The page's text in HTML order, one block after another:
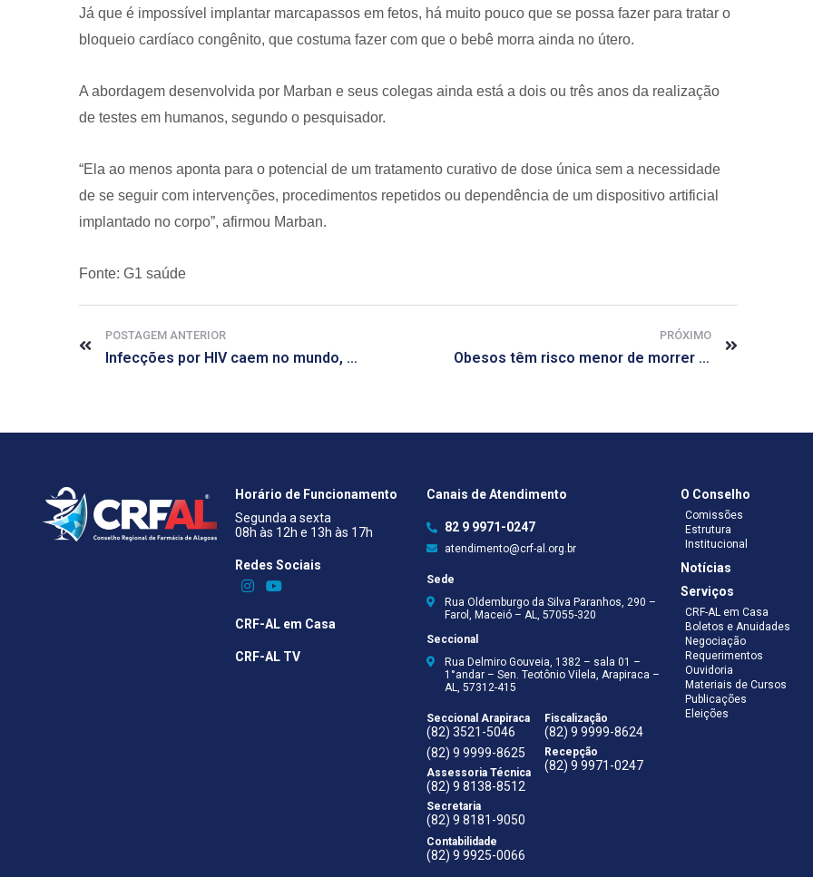
Já que é impossível implantar marcapassos em fetos, há muito pouco que se possa fazer para tratar o
bloqueio cardíaco congênito, que costuma fazer com que o bebê morra ainda no útero.
A abordagem desenvolvida por Marban e seus colegas ainda está a dois ou três anos da realização
de testes em humanos, segundo o pesquisador.
“Ela ao menos aponta para o potencial de um tratamento curativo de dose única sem a necessidade
de se seguir com intervenções, procedimentos repetidos ou dependência de um dispositivo artificial
implantado no corpo”, afirmou Marban.
Fonte: G1 saúde
POSTAGEM ANTERIOR
Infecções por HIV caem no mundo, mas crescem no Brasil, diz ONU
PRÓXIMO
Obesos têm risco menor de morrer do coração, sugere estudo
Horário de Funcionamento
Segunda a sexta
08h às 12h e 13h às 17h
Redes Sociais​
CRF-AL em Casa
CRF-AL TV
Canais de Atendimento
82 9 9971-0247
atendimento@crf-al.org.br
Sede
Rua Oldemburgo da Silva Paranhos, 290 –
Farol, Maceió – AL, 57055-320
Seccional
Rua Delmiro Gouveia, 1382 – sala 01 –
1°andar – Sen. Teotônio Vilela, Arapiraca –
AL, 57312-415
Seccional Arapiraca
(82) 3521-5046
(82) 9 9999-8625
Assessoria Técnica
(82) 9 8138-8512
Secretaria
(82) 9 8181-9050
Contabilidade
(82) 9 9925-0066
Fiscalização
(82) 9 9999-8624
Recepção
(82) 9 9971-0247
O Conselho
Comissões
Estrutura
Institucional
Notícias
Serviços
CRF-AL em Casa
Boletos e Anuidades
Negociação
Requerimentos
Ouvidoria
Materiais de Cursos
Publicações
Eleições